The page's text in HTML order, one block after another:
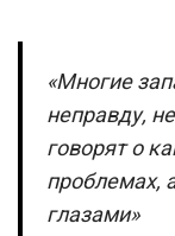
«Многие
неправду,
говорят о
проблемах,
глазами»